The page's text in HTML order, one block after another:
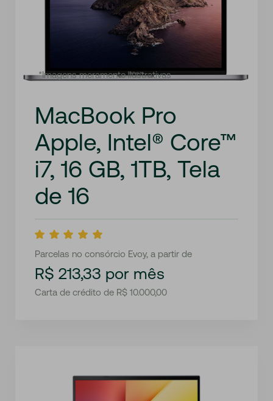
*Imagens meramente ilustrativas
MacBook Pro
Apple, Intel® Core™
i7, 16 GB, 1TB, Tela
de 16
Parcelas no consórcio Evoy, a partir de
R$ 213,33 por mês
Carta de crédito de R$ 10.000,00